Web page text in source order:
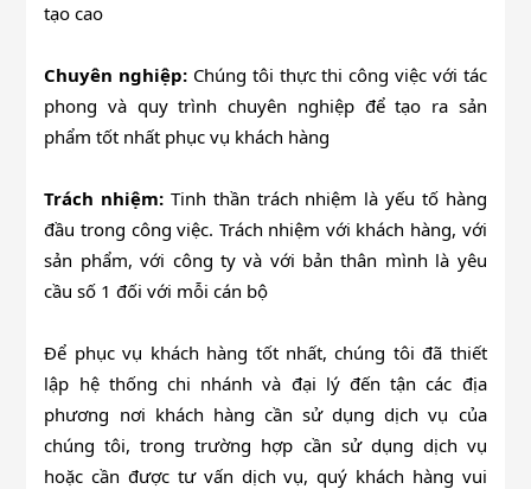
tạo cao
Chuyên nghiệp: Chúng tôi thực thi công việc với tác
phong và quy trình chuyên nghiệp để tạo ra sản
phẩm tốt nhất phục vụ khách hàng
Trách nhiệm: Tinh thần trách nhiệm là yếu tố hàng
đầu trong công việc. Trách nhiệm với khách hàng, với
sản phẩm, với công ty và với bản thân mình là yêu
cầu số 1 đối với mỗi cán bộ
Để phục vụ khách hàng tốt nhất, chúng tôi đã thiết
lập hệ thống chi nhánh và đại lý đến tận các địa
phương nơi khách hàng cần sử dụng dịch vụ của
chúng tôi, trong trường hợp cần sử dụng dịch vụ
hoặc cần được tư vấn dịch vụ, quý khách hàng vui